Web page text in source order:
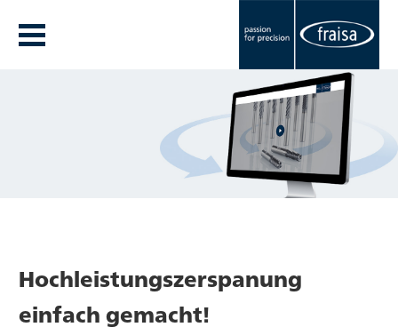
Hochleistungszerspanung
einfach gemacht!